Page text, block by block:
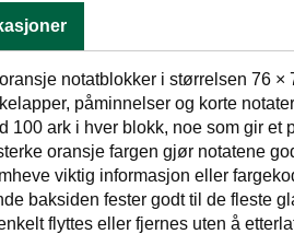
notatblokker i størrelsen 76 ×
påminnelser og korte
100 ark i hver blokk, noe som gir et
oransje fargen gjør notatene
viktig informasjon eller
baksiden fester godt til de fleste
flyttes eller fjernes uten å